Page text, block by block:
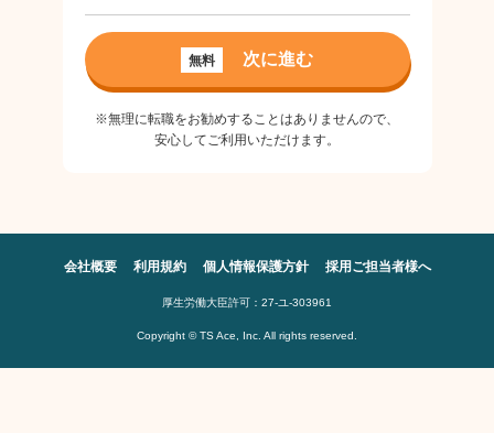
無料 次に進む
※無理に転職をお勧めすることはありませんので、
安心してご利用いただけます。
会社概要 利用規約 個人情報保護方針 採用ご担当者様へ
厚生労働大臣許可：27-ユ-303961
Copyright © TS Ace, Inc. All rights reserved.